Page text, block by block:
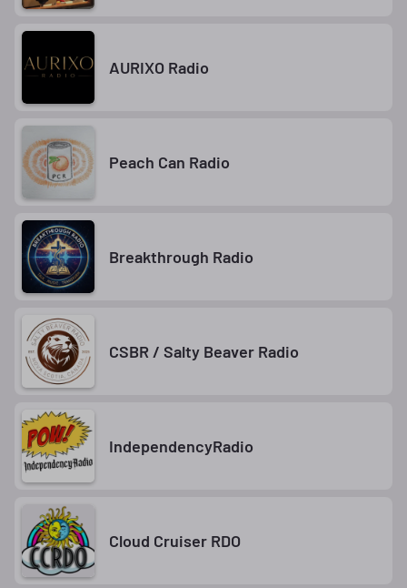
AURIXO Radio
Peach Can Radio
Breakthrough Radio
CSBR / Salty Beaver Radio
IndependencyRadio
Cloud Cruiser RDO